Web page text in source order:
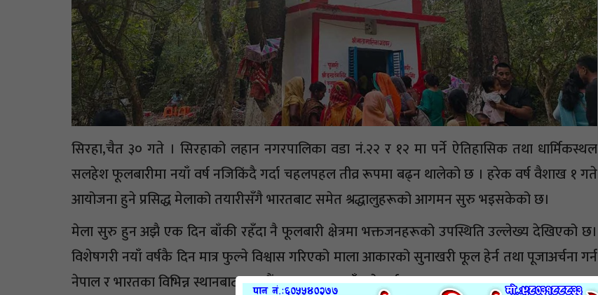
सिरहा,चैत ३० गते । सिरहाको लहान नगरपालिका वडा नं.२२ र १२ मा पर्ने ऐतिहासिक तथा धार्मिकस्थल
सलहेश फूलबारीमा नयाँ वर्ष नजिकिंदै गर्दा चहलपहल तीव्र रूपमा बढ्न थालेको छ । हरेक वर्ष वैशाख १ गते
आयोजना हुने प्रसिद्ध मेलाको तयारीसँगै भारतबाट समेत श्रद्धालुहरूको आगमन सुरु भइसकेको छ।
मेला सुरु हुन अझै एक दिन बाँकी रहँदा नै फूलबारी क्षेत्रमा भक्तजनहरूको उपस्थिति उल्लेख्य देखिएको छ।
विशेषगरी नयाँ वर्षकै दिन मात्र फुल्ने विश्वास गरिएको माला आकारको सुनाखरी फूल हेर्न तथा पूजाअर्चना गर्न
नेपाल र भारतका विभिन्न स्थानबाट हजारौं भक्तजनहरू यहाँ पुग्ने गर्छन्।